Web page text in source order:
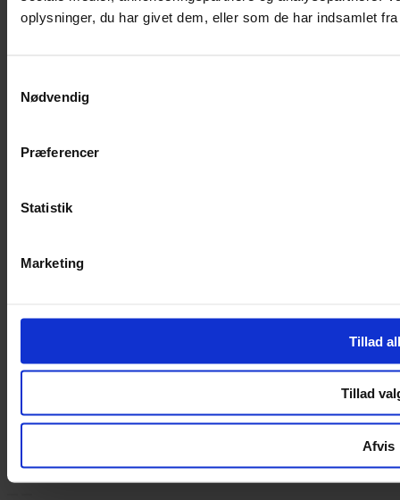
oplysninger, du har givet dem, eller som de har indsamlet
Nødvendig
Præferencer
Statistik
Marketing
Tillad
Tillad
Afvis
CVR 43041649
Cookiepolitik
Cookiepolitik
Copyright © 2022.Design & hosting by Webhuset Ballum ApS